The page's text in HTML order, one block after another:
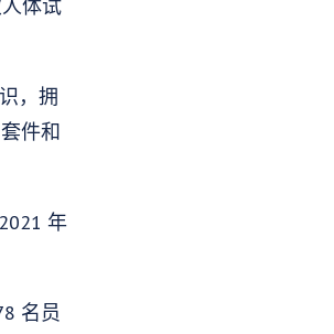
体试
，拥
件和
年
名员